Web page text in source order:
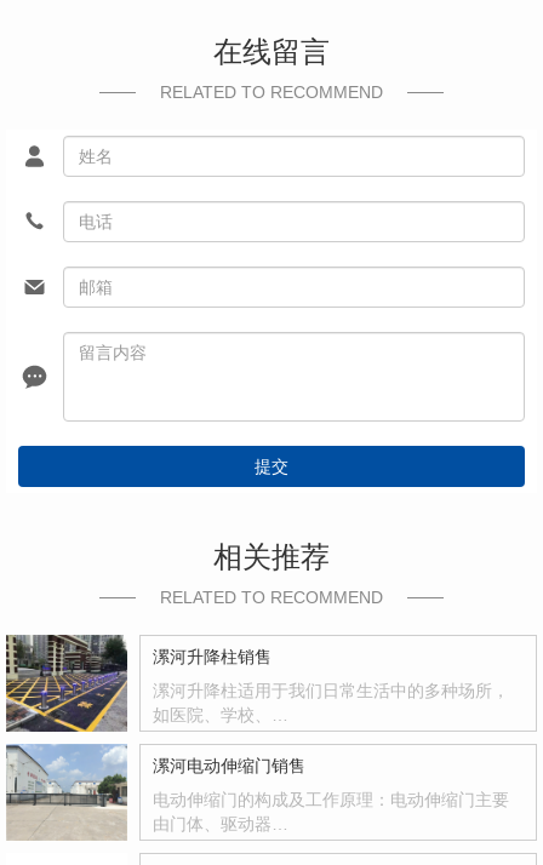
在线留言
RELATED TO RECOMMEND
提交
相关推荐
RELATED TO RECOMMEND
漯河升降柱销售
漯河升降柱适用于我们日常生活中的多种场所，
如医院、学校、…
漯河电动伸缩门销售
电动伸缩门的构成及工作原理：电动伸缩门主要
由门体、驱动器…